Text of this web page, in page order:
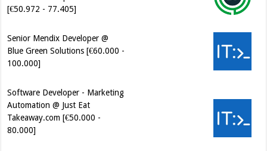
[€50.972 - 77.405]
Senior Mendix Developer @
Blue Green Solutions [€60.000 -
100.000]
Software Developer - Marketing
Automation @ Just Eat
Takeaway.com [€50.000 -
80.000]